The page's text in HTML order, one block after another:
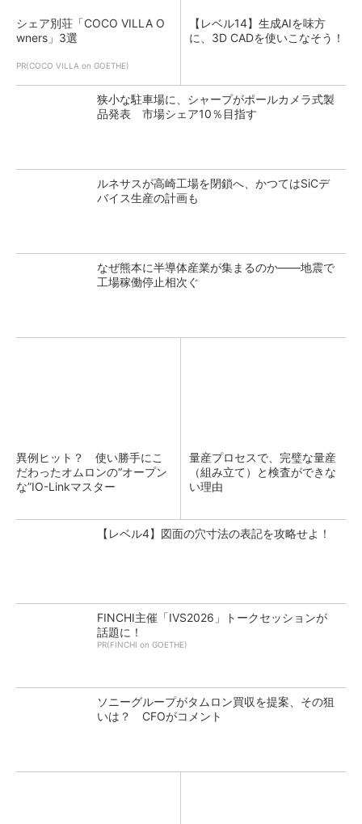
シェア別荘「COCO VILLA O
wners」3選
PR(COCO VILLA on GOETHE)
【レベル14】生成AIを味方
に、3D CADを使いこなそう！
狭小な駐車場に、シャープがポールカメラ式製
品発表 市場シェア10％目指す
ルネサスが高崎工場を閉鎖へ、かつてはSiCデ
バイス生産の計画も
なぜ熊本に半導体産業が集まるのか――地震で
工場稼働停止相次ぐ
異例ヒット？ 使い勝手にこ
だわったオムロンの“オープン
な”IO-Linkマスター
量産プロセスで、完璧な量産
（組み立て）と検査ができな
い理由
【レベル4】図面の穴寸法の表記を攻略せよ！
FINCHI主催「IVS2026」トークセッションが
話題に！
PR(FINCHI on GOETHE)
ソニーグループがタムロン買収を提案、その狙
いは？ CFOがコメント